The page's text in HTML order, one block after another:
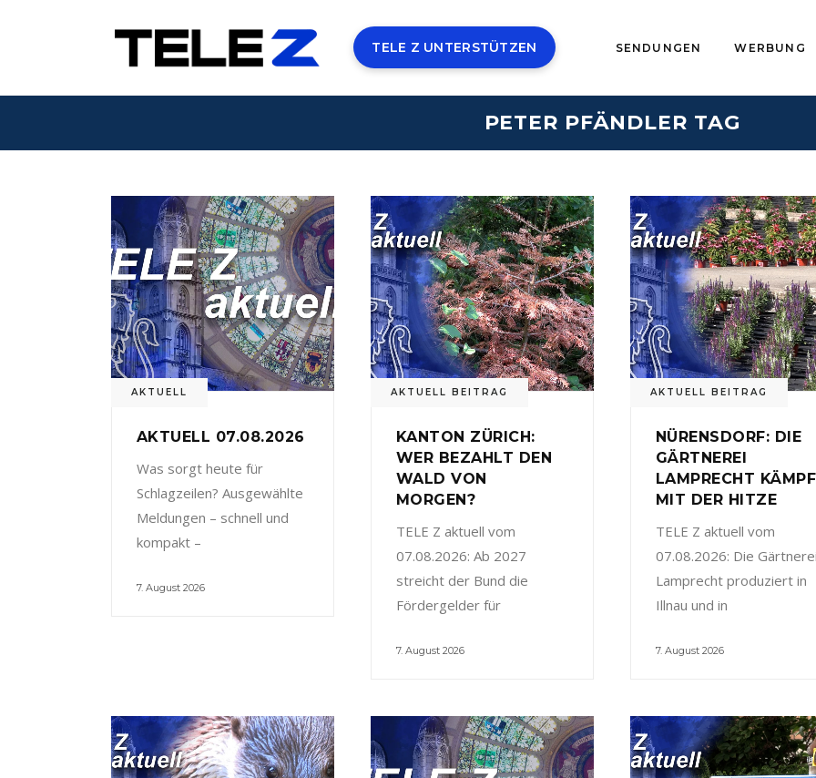
TELE Z UNTERSTÜTZEN SENDUNGEN WERBUNG
PETER PFÄNDLER TAG
AKTUELL
AKTUELL 07.08.2026
Was sorgt heute für
Schlagzeilen? Ausgewählte
Meldungen – schnell und
kompakt –
7. August 2026
AKTUELL BEITRAG
KANTON ZÜRICH:
WER BEZAHLT DEN
WALD VON
MORGEN?
TELE Z aktuell vom
07.08.2026: Ab 2027
streicht der Bund die
Fördergelder für
7. August 2026
AKTUELL BEITRAG
NÜRENSDORF: DIE
GÄRTNEREI
LAMPRECHT
MIT DER HITZE
TELE Z aktuell vom
07.08.2026: Die
Lamprecht produziert in
Illnau und in
7. August 2026